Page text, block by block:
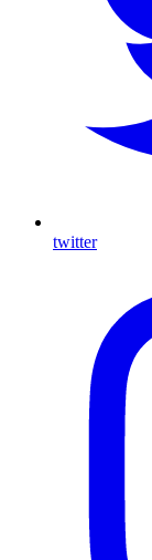
twitter